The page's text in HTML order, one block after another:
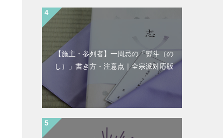
【施主・参列者】一周忌の「熨斗（の
し）」書き方・注意点｜全宗派対応版